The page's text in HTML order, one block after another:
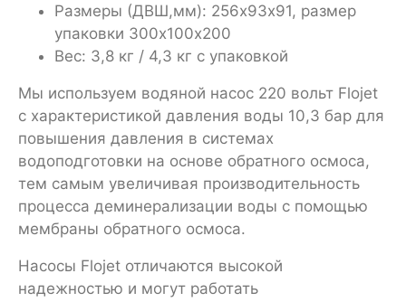
Размеры (ДВШ,мм): 256х93х91, размер
упаковки 300х100х200
Вес: 3,8 кг / 4,3 кг с упаковкой
Мы используем водяной насос 220 вольт Flojet
с характеристикой давления воды 10,3 бар для
повышения давления в системах
водоподготовки на основе обратного осмоса,
тем самым увеличивая производительность
процесса деминерализации воды с помощью
мембраны обратного осмоса.
Насосы Flojet отличаются высокой
надежностью и могут работать